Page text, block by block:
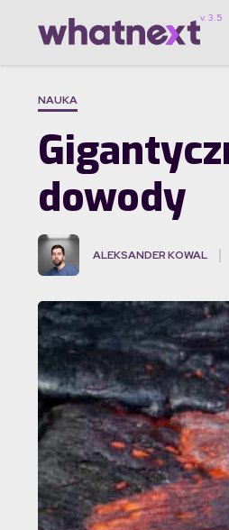
NAUKA
dowody
ALEKSANDER KOWAL